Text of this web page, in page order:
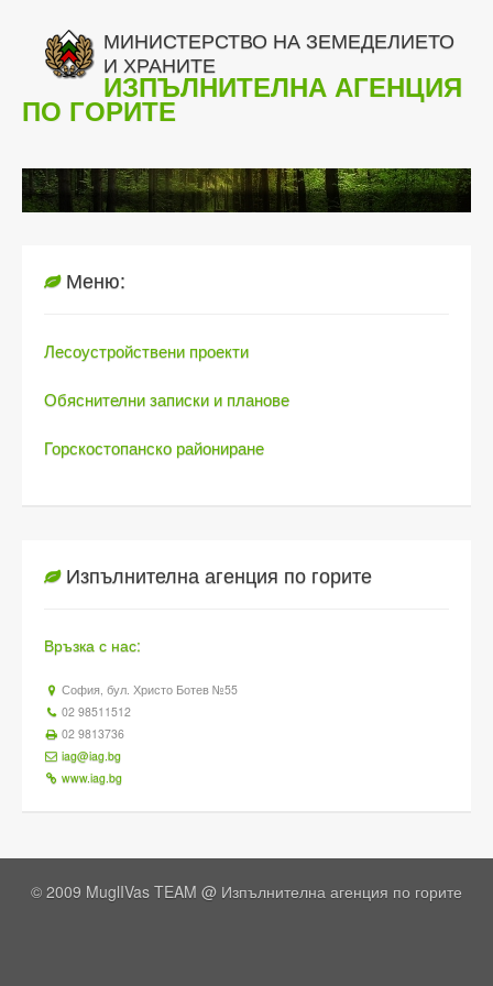
МИНИСТЕРСТВО НА ЗЕМЕДЕЛИЕТО
И ХРАНИТЕ
ИЗПЪЛНИТЕЛНА АГЕНЦИЯ
ПО ГОРИТЕ
Меню:
Лесоустройствени проекти
Обяснителни записки и планове
Горскостопанско райониране
Изпълнителна агенция по горите
Връзка с нас:
София, бул. Христо Ботев №55
02 98511512
02 9813736
iag@iag.bg
www.iag.bg
© 2009 MuglIVas TEAM @ Изпълнителна агенция по горите